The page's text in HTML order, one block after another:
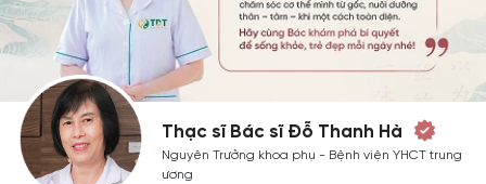
Thạc sĩ Bác sĩ Đỗ Thanh Hà
Nguyên Trưởng khoa phụ - Bệnh viện YHCT trung
ương